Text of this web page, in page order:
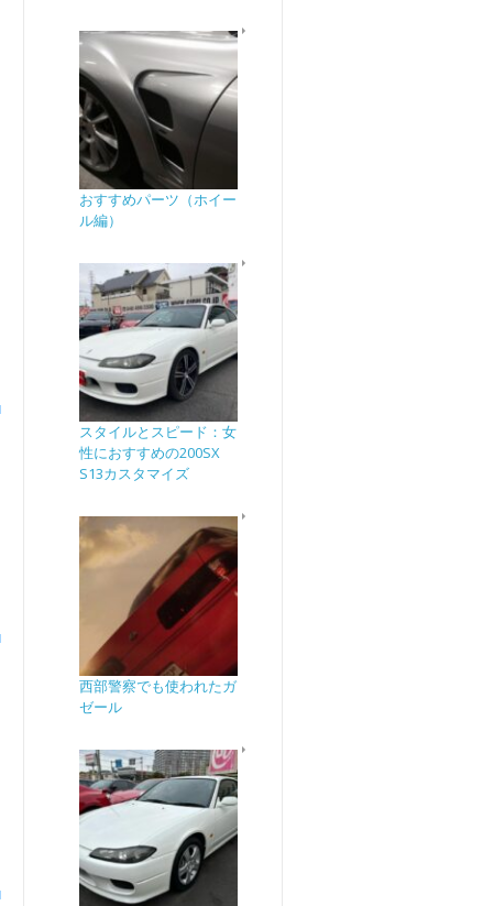
おすすめパーツ（ホイー
ル編）
スタイルとスピード：女
性におすすめの200SX
S13カスタマイズ
西部警察でも使われたガ
ゼール